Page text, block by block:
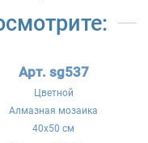
Арт. sg537
Цветной
Алмазная мозаика
40x50 см